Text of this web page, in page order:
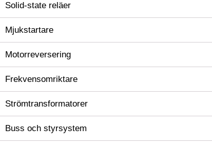
Solid-state reläer
Mjukstartare
Motorreversering
Frekvensomriktare
Strömtransformatorer
Buss och styrsystem